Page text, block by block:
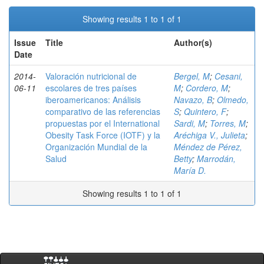
Showing results 1 to 1 of 1
Issue
Date
Title Author(s)
2014-
06-11
Valoración nutricional de
escolares de tres países
iberoamericanos: Análisis
comparativo de las referencias
propuestas por el International
Obesity Task Force (IOTF) y la
Organización Mundial de la
Salud
Bergel, M; Cesani,
M; Cordero, M;
Navazo, B; Olmedo,
S; Quintero, F;
Sardi, M; Torres, M;
Aréchiga V., Julieta;
Méndez de Pérez,
Betty; Marrodán,
María D.
Showing results 1 to 1 of 1